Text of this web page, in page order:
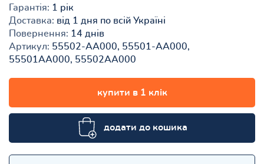
Гарантія: 1 рік
Доставка: від 1 дня по всій Україні
Повернення: 14 днів
Артикул: 55502-AA000, 55501-AA000,
55501AA000, 55502AA000
купити в 1 клік
додати до кошика